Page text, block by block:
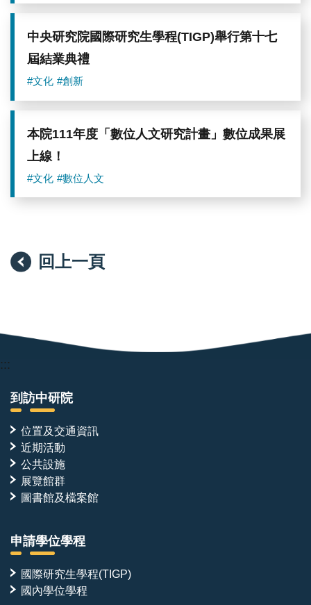
中央研究院國際研究生學程(TIGP)舉行第十七
屆結業典禮
#文化 #創新
本院111年度「數位人文研究計畫」數位成果展
上線！
#文化 #數位人文
回上一頁
:::
到訪中研院
位置及交通資訊
近期活動
公共設施
展覽館群
圖書館及檔案館
申請學位學程
國際研究生學程(TIGP)
國內學位學程